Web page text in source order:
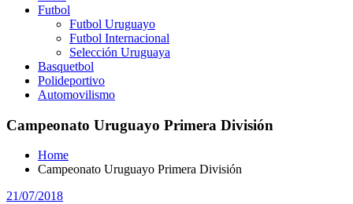
Futbol
Futbol Uruguayo
Futbol Internacional
Selección Uruguaya
Basquetbol
Polideportivo
Automovilismo
Campeonato Uruguayo Primera División
Home
Campeonato Uruguayo Primera División
21/07/2018